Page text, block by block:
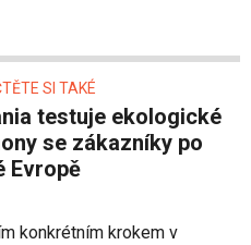
SI TAKÉ
se zákazníky po
Evropě
konkrétním krokem v